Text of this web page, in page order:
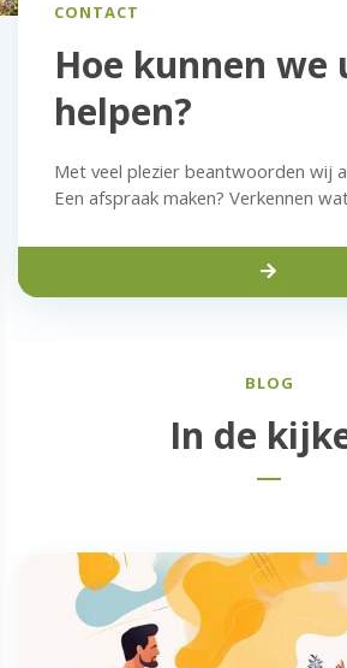
CONTACT
Hoe kunnen we
helpen?
Met veel plezier beantwoorden wij
Een afspraak maken? Verkennen
BLOG
In de